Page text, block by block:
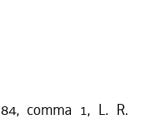
comma 1, L. R.